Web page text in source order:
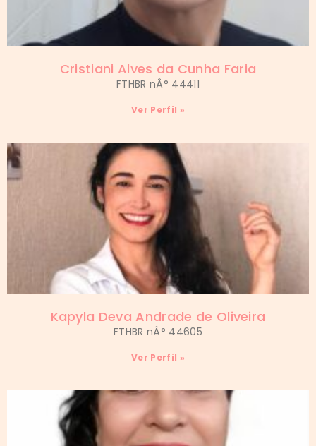
Cristiani Alves da Cunha Faria
FTHBR nÂ° 44411
Ver Perfil »
Kapyla Deva Andrade de Oliveira
FTHBR nÂ° 44605
Ver Perfil »